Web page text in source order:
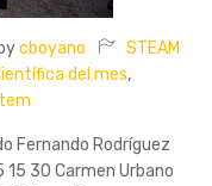
cboyano
STEAM
del mes,
Fernando Rodríguez
15 30 Carmen Urbano